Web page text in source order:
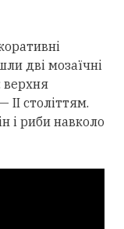
дві мозаїчні
верхня
II століттям.
і риби навколо